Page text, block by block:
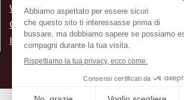
Wishlist
Contatti
Iscrizione alla Newsletter